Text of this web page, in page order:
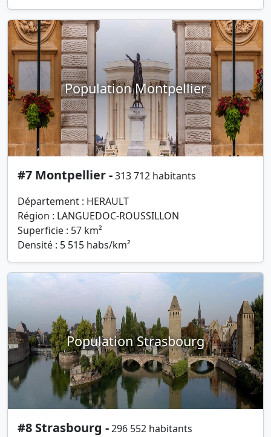
Population Montpellier
#7 Montpellier -313 712 habitants
Département : HERAULT
Région : LANGUEDOC-ROUSSILLON
Superficie : 57 km²
Densité : 5 515 habs/km²
Population Strasbourg
#8 Strasbourg -296 552 habitants